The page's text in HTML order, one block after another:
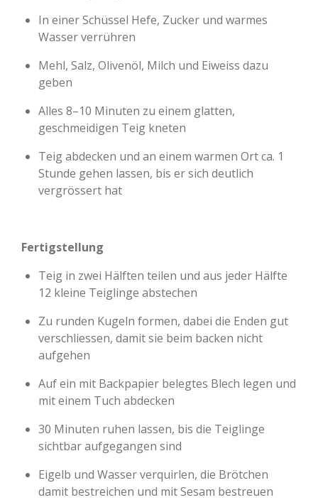
In einer Schüssel Hefe, Zucker und warmes
Wasser verrühren
Mehl, Salz, Olivenöl, Milch und Eiweiss dazu
geben
Alles 8–10 Minuten zu einem glatten,
geschmeidigen Teig kneten
Teig abdecken und an einem warmen Ort ca. 1
Stunde gehen lassen, bis er sich deutlich
vergrössert hat
Fertigstellung
Teig in zwei Hälften teilen und aus jeder Hälfte
12 kleine Teiglinge abstechen
Zu runden Kugeln formen, dabei die Enden gut
verschliessen, damit sie beim backen nicht
aufgehen
Auf ein mit Backpapier belegtes Blech legen und
mit einem Tuch abdecken
30 Minuten ruhen lassen, bis die Teiglinge
sichtbar aufgegangen sind
Eigelb und Wasser verquirlen, die Brötchen
damit bestreichen und mit Sesam bestreuen